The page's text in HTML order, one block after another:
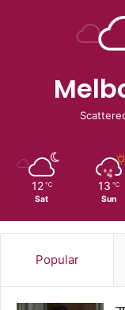
12 ℃
Sat
13 ℃
Sun
Popular